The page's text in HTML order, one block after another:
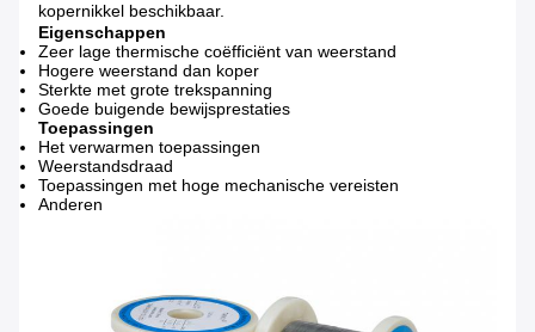
kopernikkel beschikbaar.
Eigenschappen
Zeer lage thermische coëfficiënt van weerstand
Hogere weerstand dan koper
Sterkte met grote trekspanning
Goede buigende bewijsprestaties
Toepassingen
Het verwarmen toepassingen
Weerstandsdraad
Toepassingen met hoge mechanische vereisten
Anderen